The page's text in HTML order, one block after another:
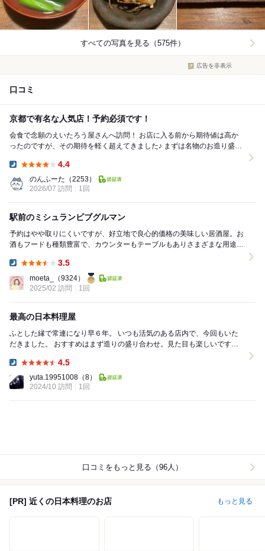
すべての写真を見る（575件）
広告を非表示
口コミ
京都で有名な人気店！予約必須です！
会食で念願のえいたろう屋さんへ訪問！ お店に入る前から期待値は高か
ったのですが、その期待を軽く超えてきました♪ まずは名物のお造り盛り
4.4
のんふーた （2253）
2026/07 訪問
1回
駅前のミシュランビブグルマン
予約はやや取りにくいですが、好立地で良心的価格の美味しい居酒屋。お
酒もフードも種類豊富で、カウンターもテーブルもありさまざまな用途で
3.5
moeta_
（9324）
2025/02 訪問
1回
最高の日本料理屋
ふとした縁で常連になり早６年。 いつも活気のある店内で、今回もいた
だきました。 おすすめはまず造りの盛り合わせ。見た目も楽しいです
4.5
yuta.19951008 （8）
2024/10 訪問
1回
口コミをもっと見る（96人）
[PR] 近くの日本料理のお店 もっと見る